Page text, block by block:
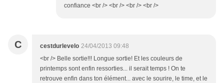
confiance <br /> <br /> <br /> <br />
C cestdurlevelo 24/04/2013 09:48
<br /> Belle sortie!!! Longue sortie! Et les couleurs de
printemps sont enfin ressorties... il serait temps ! On te
retrouve enfin dans ton élément... avec le sourire, le time, et le